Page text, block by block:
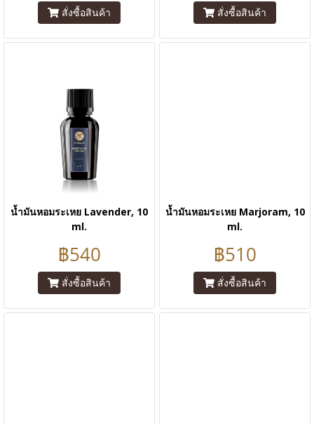
สั่งซื้อสินค้า สั่งซื้อสินค้า
น้ำมันหอมระเหย Lavender, 10
ml.
฿540
สั่งซื้อสินค้า
น้ำมันหอมระเหย Marjoram, 10
ml.
฿510
สั่งซื้อสินค้า